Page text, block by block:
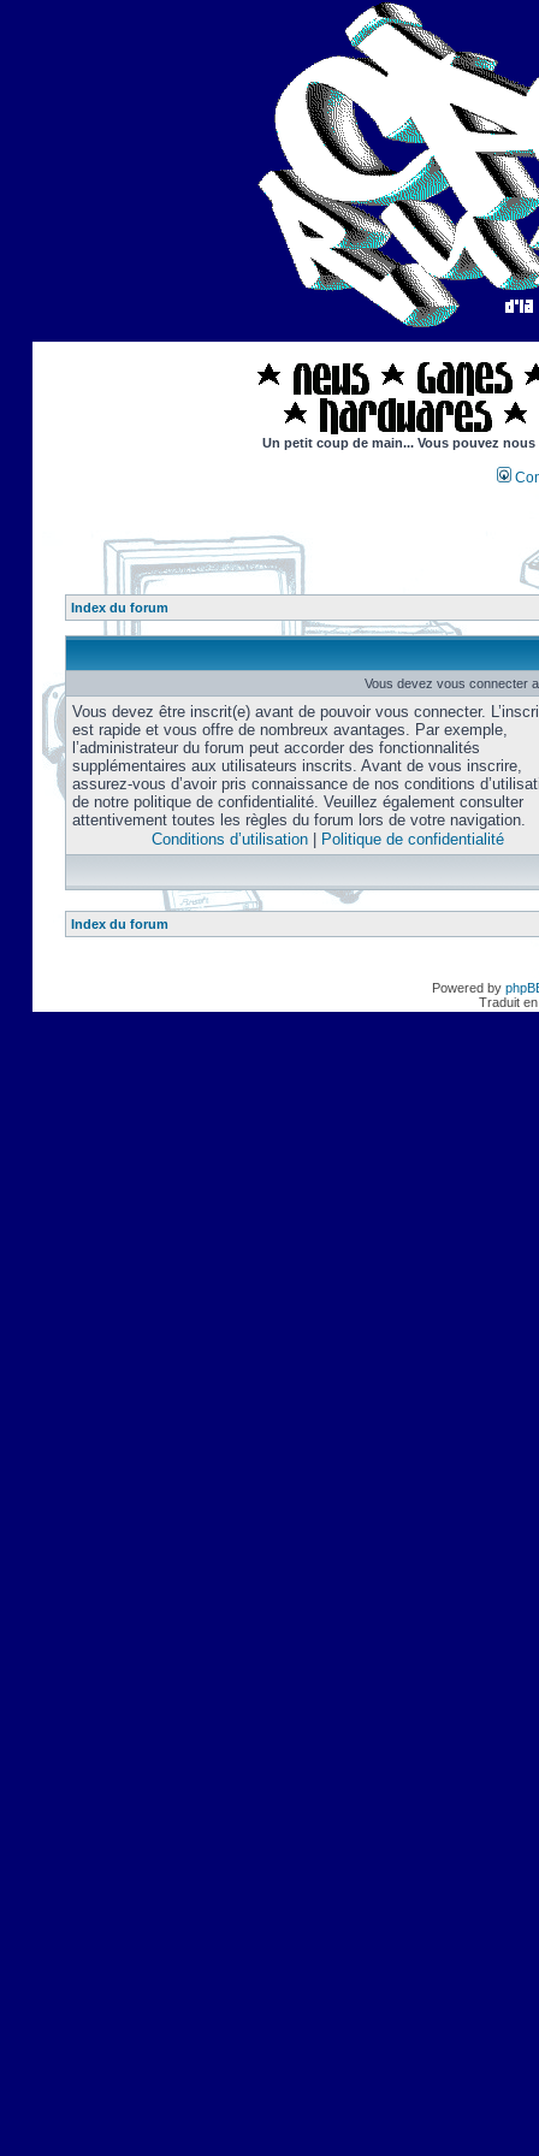
Un petit coup de main... Vous pouvez
Index du forum
Vous devez vous connecter
Vous devez être inscrit(e) avant de pouvoir vous connecter.
est rapide et vous offre de nombreux avantages. Par exemple,
l’administrateur du forum peut accorder des fonctionnalités
supplémentaires aux utilisateurs inscrits. Avant de vous inscrire,
assurez-vous d’avoir pris connaissance de nos conditions
de notre politique de confidentialité. Veuillez également consulter
attentivement toutes les règles du forum lors de votre navigation.
Conditions d’utilisation| Politique de confidentialité
Index du forum
Powered by
Traduit